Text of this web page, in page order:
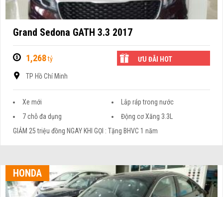
Grand Sedona GATH 3.3 2017
1,268tỷ ƯU ĐÃI HOT
TP Hồ Chí Minh
Xe mới
Lắp ráp trong nước
7 chỗ đa dụng
Động cơ Xăng 3.3L
GIẢM 25 triệu đồng NGAY KHI GỌI : Tặng BHVC 1 năm
HONDA